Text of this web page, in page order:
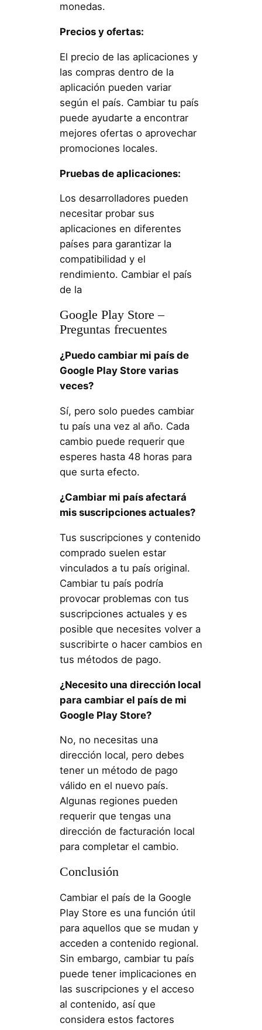
monedas.
Precios y ofertas:
El precio de las aplicaciones y
las compras dentro de la
aplicación pueden variar
según el país. Cambiar tu país
puede ayudarte a encontrar
mejores ofertas o aprovechar
promociones locales.
Pruebas de aplicaciones:
Los desarrolladores pueden
necesitar probar sus
aplicaciones en diferentes
países para garantizar la
compatibilidad y el
rendimiento. Cambiar el país
de la
Google Play Store –
Preguntas frecuentes
¿Puedo cambiar mi país de
Google Play Store varias
veces?
Sí, pero solo puedes cambiar
tu país una vez al año. Cada
cambio puede requerir que
esperes hasta 48 horas para
que surta efecto.
¿Cambiar mi país afectará
mis suscripciones actuales?
Tus suscripciones y contenido
comprado suelen estar
vinculados a tu país original.
Cambiar tu país podría
provocar problemas con tus
suscripciones actuales y es
posible que necesites volver a
suscribirte o hacer cambios en
tus métodos de pago.
¿Necesito una dirección local
para cambiar el país de mi
Google Play Store?
No, no necesitas una
dirección local, pero debes
tener un método de pago
válido en el nuevo país.
Algunas regiones pueden
requerir que tengas una
dirección de facturación local
para completar el cambio.
Conclusión
Cambiar el país de la Google
Play Store es una función útil
para aquellos que se mudan y
acceden a contenido regional.
Sin embargo, cambiar tu país
puede tener implicaciones en
las suscripciones y el acceso
al contenido, así que
considera estos factores